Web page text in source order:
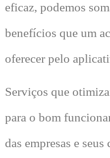
eficaz, podemos
benefícios que um
oferecer pelo
Serviços que
para o bom
das empresas e